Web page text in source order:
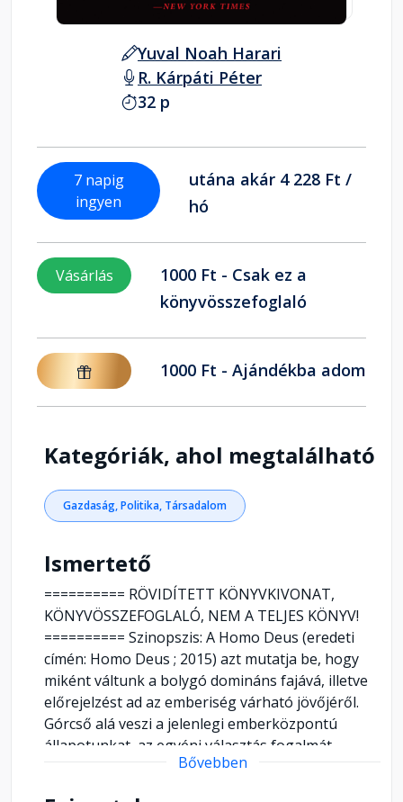
Yuval Noah Harari
R. Kárpáti Péter
32 p
7 napig
ingyen
utána akár 4 228 Ft /
hó
Vásárlás
1000 Ft - Csak ez a
könyvösszefoglaló
1000 Ft - Ajándékba adom
Kategóriák, ahol megtalálható
Gazdaság, Politika, Társadalom
Ismertető
========== RÖVIDÍTETT KÖNYVKIVONAT,
KÖNYVÖSSZEFOGLALÓ, NEM A TELJES KÖNYV!
========== Szinopszis: A Homo Deus (eredeti
címén: Homo Deus ; 2015) azt mutatja be, hogy
miként váltunk a bolygó domináns fajává, illetve
előrejelzést ad az emberiség várható jövőjéről.
Górcső alá veszi a jelenlegi emberközpontú
állapotunkat, az egyéni választás fogalmát,
valamint, hogy miként ragaszkodunk görcsösen
Bővebben